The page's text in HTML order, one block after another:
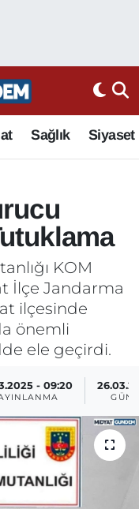
Sağlık Siyaset
KOM
İlçe Jandarma
ilçesinde
önemli
ele geçirdi.
- 09:20